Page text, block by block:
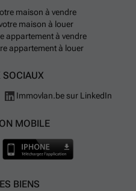
grandes surfaces
ou Delhaize sont
du quotidien. Pour ceux
stations Villo! et Cambio
bornes de recharge
minutes en voiture.
maison à vendre
maison à louer
appartement à vendre
appartement à louer
SOCIAUX
Immovlan.be sur LinkedIn
MOBILE
BIENS